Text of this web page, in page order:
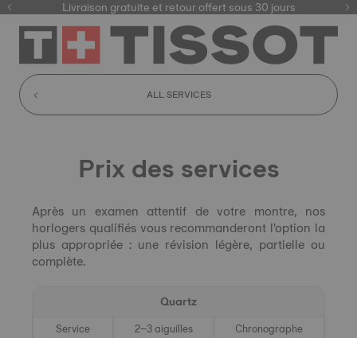
Livraison gratuite et retour offert sous 30 jours
ALL SERVICES
Prix ​​des services
Après un examen attentif de votre montre, nos
horlogers qualifiés vous recommanderont l'option la
plus appropriée : une révision légère, partielle ou
complète.
Quartz
Service 2–3 aiguilles
Chronographe